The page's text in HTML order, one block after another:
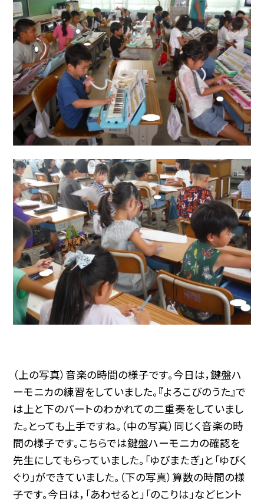
（上の写真）音楽の時間の様子です。今日は，鍵盤ハ
ーモニカの練習をしていました。『よろこびのうた』で
は上と下のパートのわかれての二重奏をしていまし
た。とっても上手ですね。（中の写真）同じく音楽の時
間の様子です。こちらでは鍵盤ハーモニカの確認を
先生にしてもらっていました。「ゆびまたぎ」と「ゆびく
ぐり」ができていました。（下の写真）算数の時間の様
子です。今日は，「あわせると」「のこりは」などヒント